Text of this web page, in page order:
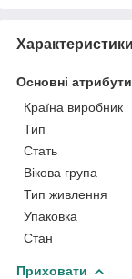
Характеристики
Основні атрибути
Країна виробник
Тип
Стать
Вікова група
Тип живлення
Упаковка
Стан
Приховати